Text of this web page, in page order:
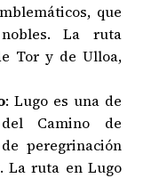
que
La ruta
Tor y de Ulloa,
: Lugo es una de
Camino de
peregrinación
La ruta en Lugo